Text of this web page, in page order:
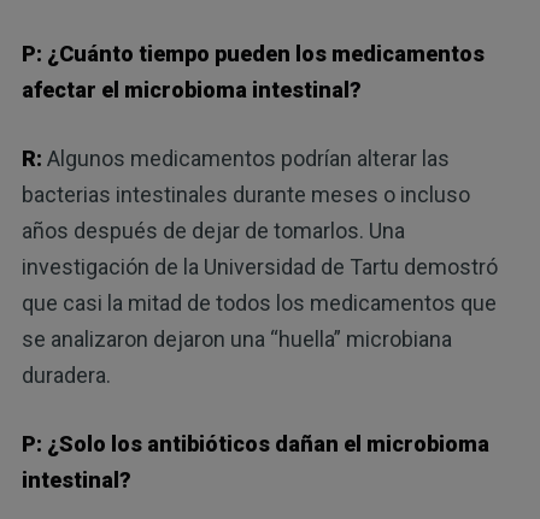
P: ¿Cuánto tiempo pueden los medicamentos
afectar el microbioma intestinal?
R: Algunos medicamentos podrían alterar las
bacterias intestinales durante meses o incluso
años después de dejar de tomarlos. Una
investigación de la Universidad de Tartu demostró
que casi la mitad de todos los medicamentos que
se analizaron dejaron una “huella” microbiana
duradera.
P: ¿Solo los antibióticos dañan el microbioma
intestinal?